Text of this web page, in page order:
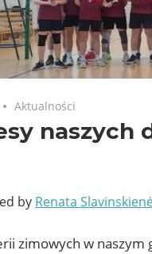
Aktualności
naszych
by Renata
zimowych w naszym